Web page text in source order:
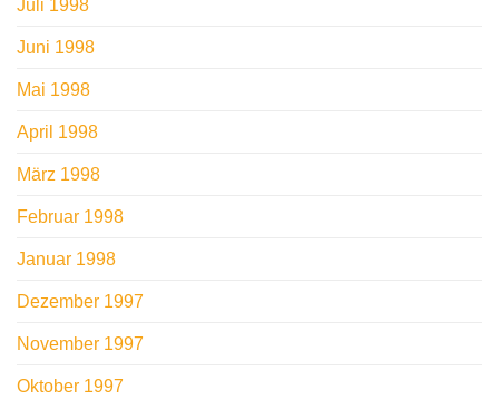
Juli 1998
Juni 1998
Mai 1998
April 1998
März 1998
Februar 1998
Januar 1998
Dezember 1997
November 1997
Oktober 1997